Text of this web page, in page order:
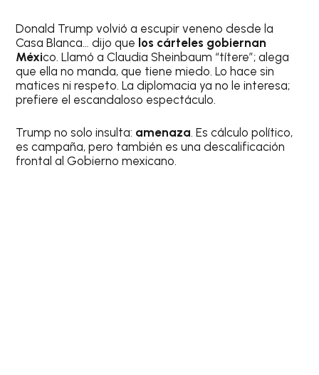
Donald Trump volvió a escupir veneno desde la
Casa Blanca… dijo que los cárteles gobiernan
México. Llamó a Claudia Sheinbaum “títere”; alega
que ella no manda, que tiene miedo. Lo hace sin
matices ni respeto. La diplomacia ya no le interesa;
prefiere el escandaloso espectáculo.
Trump no solo insulta: amenaza. Es cálculo político,
es campaña, pero también es una descalificación
frontal al Gobierno mexicano.